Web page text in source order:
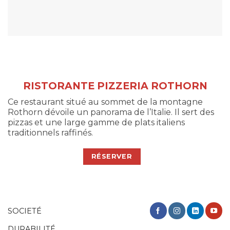
RISTORANTE PIZZERIA ROTHORN
Ce restaurant situé au sommet de la montagne
Rothorn dévoile un panorama de l’Italie. Il sert des
pizzas et une large gamme de plats italiens
traditionnels raffinés.
RÉSERVER
SOCIETÉ